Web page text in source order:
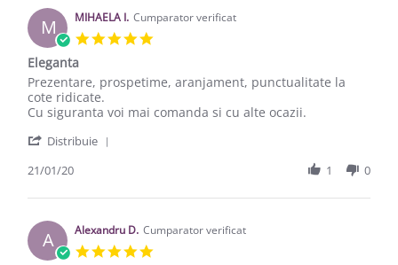
M MIHAELA I. Cumparator verificat
Eleganta
Review by MIHAELA I. on 21 Jan 2020
review stating Eleganta
Prezentare, prospetime, aranjament, punctualitate la
cote ridicate.
Cu siguranta voi mai comanda si cu alte ocazii.
Distribuie
21/01/20 1 0
A Alexandru D. Cumparator verificat